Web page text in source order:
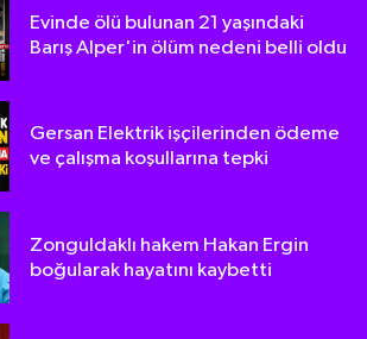
Evinde ölü bulunan 21 yaşındaki
Barış Alper'in ölüm nedeni belli oldu
Gersan Elektrik işçilerinden ödeme
ve çalışma koşullarına tepki
Zonguldaklı hakem Hakan Ergin
boğularak hayatını kaybetti